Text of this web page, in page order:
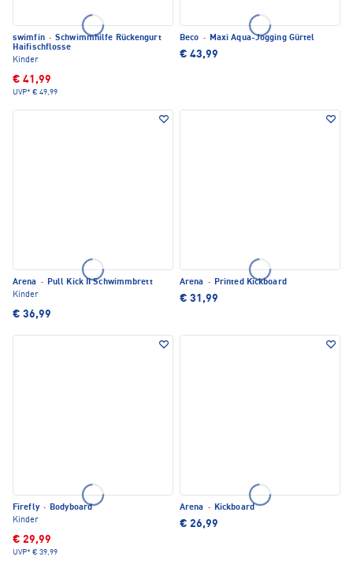
swimfin · Schwimmhilfe Rückengurt
Haifischflosse
Kinder
€ 41,99
UVP* € 49,99
Beco · Maxi Aqua-Jogging Gürtel
€ 43,99
Arena · Pull Kick II Schwimmbrett
Kinder
€ 36,99
Arena · Printed Kickboard
€ 31,99
Firefly · Bodyboard
Kinder
€ 29,99
UVP* € 39,99
Arena · Kickboard
€ 26,99